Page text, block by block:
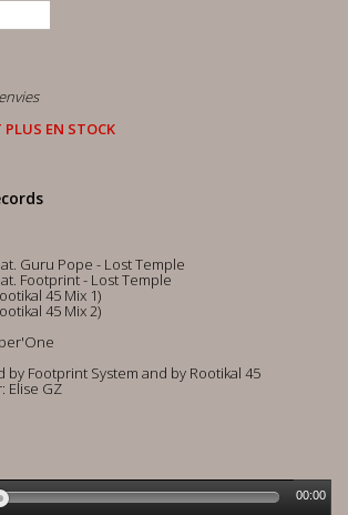
PLUS EN STOCK
Guru Pope - Lost Temple
Footprint - Lost Temple
45 Mix 1)
45 Mix 2)
by Footprint System and by Rootikal 45
Elise GZ
00:00